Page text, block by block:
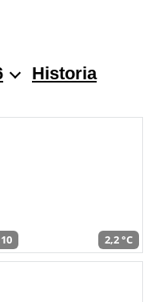
Historia
2,2 °C